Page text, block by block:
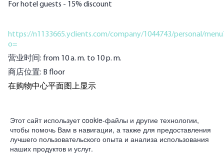
For hotel guests - 15% discount
https://n1133665.yclients.com/company/1044743/personal/
o=
营业时间: from 10 a. m. to 10 p. m.
商店位置: B floor
在购物中心平面图上显示
為合作夥伴
公司
Этот сайт использует cookie-файлы и другие технологии,
чтобы помочь Вам в навигации, а также для предоставления
лучшего пользовательского опыта и анализа использования
наших продуктов и услуг.